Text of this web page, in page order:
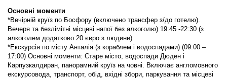
Основні моменти
*Вечірній круїз по Босфору (включено трансфер з/до готелю).
Вечеря та безлімітні місцеві напої без алкоголю) 19:45 -22:30 (з
алкоголем додатково 20 євро з людини)
*Екскурсія по місту Анталія (з кораблем і водоспадами) (09:00 –
17:00) Основні моменти: Старе місто, водоспади Дюден і
Карпузкалдиран, панорамний круїз на човні. Включає англомовного
екскурсовода, транспорт, обід, вхідні збори, паркування та місцеві